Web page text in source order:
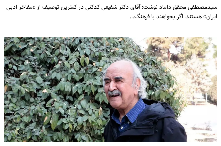
سیدمصطفی محقق داماد نوشت: آقای دکتر شفیعی کدکنی در کمترین توصیف از «مفاخر ادبی
ایران» هستند. اگر بخواهند با فرهنگ…